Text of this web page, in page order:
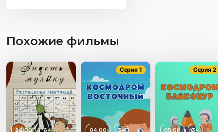
Похожие фильмы
26:00 6+
Серия 1
04:00 3+
Серия 2
05:00 3+